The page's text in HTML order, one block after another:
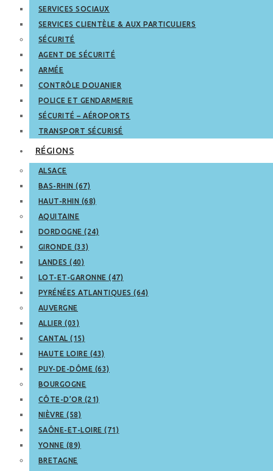
SERVICES SOCIAUX
SERVICES CLIENTÈLE & AUX PARTICULIERS
SÉCURITÉ
AGENT DE SÉCURITÉ
ARMÉE
CONTRÔLE DOUANIER
POLICE ET GENDARMERIE
SÉCURITÉ – AÉROPORTS
TRANSPORT SÉCURISÉ
RÉGIONS
ALSACE
BAS-RHIN (67)
HAUT-RHIN (68)
AQUITAINE
DORDOGNE (24)
GIRONDE (33)
LANDES (40)
LOT-ET-GARONNE (47)
PYRÉNÉES ATLANTIQUES (64)
AUVERGNE
ALLIER (03)
CANTAL (15)
HAUTE LOIRE (43)
PUY-DE-DÔME (63)
BOURGOGNE
CÔTE-D’OR (21)
NIÈVRE (58)
SAÔNE-ET-LOIRE (71)
YONNE (89)
BRETAGNE